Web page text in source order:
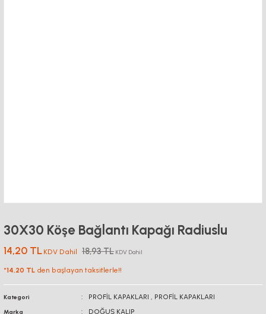
30X30 Köşe Bağlantı Kapağı Radiuslu
14,20 TL KDV Dahil 18,93 TL KDV Dahil
*14,20 TL den başlayan taksitlerle!!
Kategori PROFİL KAPAKLARI , PROFİL KAPAKLARI
Marka DOĞUŞ KALIP